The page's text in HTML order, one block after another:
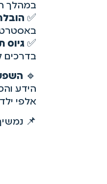
במהלך
✅
✅גיוס
בדרכים
🔹
הידע
אלפי
📌